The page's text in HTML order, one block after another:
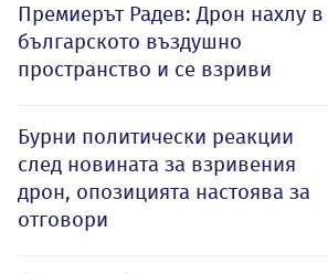
Премиерът Радев: Дрон нахлу в
българското въздушно
пространство и се взриви
Бурни политически реакции
след новината за взривения
дрон, опозицията настоява за
отговори